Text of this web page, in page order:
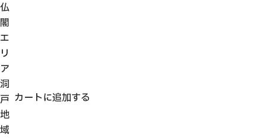
仏
閣
エ
リ
ア
洞
戸
地
域
カートに追加する